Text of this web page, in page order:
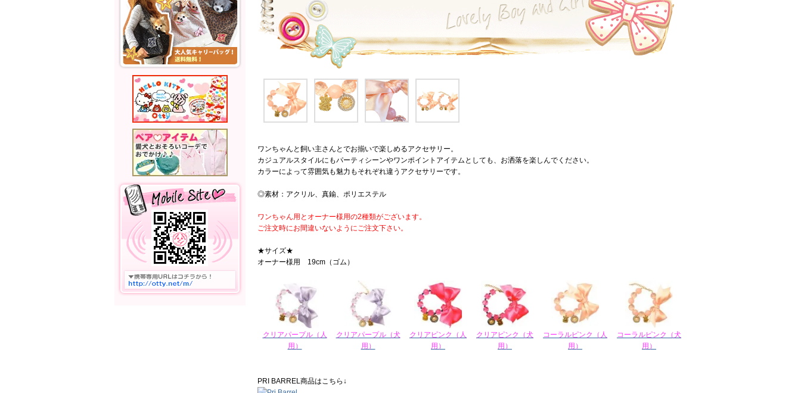
ワンちゃんと飼い主さんとでお揃いで楽しめるアクセサリー。
カジュアルスタイルにもパーティシーンやワンポイントアイテムとしても、お洒落を楽しんでください。
カラーによって雰囲気も魅力もそれぞれ違うアクセサリーです。
◎素材：アクリル、真鍮、ポリエステル
ワンちゃん用とオーナー様用の2種類がございます。
ご注文時にお間違いないようにご注文下さい。
★サイズ★
オーナー様用 19cm（ゴム）
クリアパープル（人
用）
クリアパープル（犬
用）
クリアピンク（人
用）
クリアピンク（犬
用）
コーラルピンク（人
用）
コーラルピンク（犬
用）
PRI BARREL商品はこちら↓